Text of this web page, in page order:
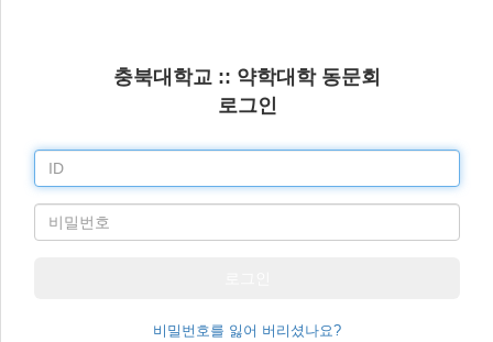
충북대학교 :: 약학대학 동문회
로그인
ID
비
밀
비밀번호를 잃어 버리셨나요?